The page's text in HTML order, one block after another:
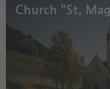
Church "St,